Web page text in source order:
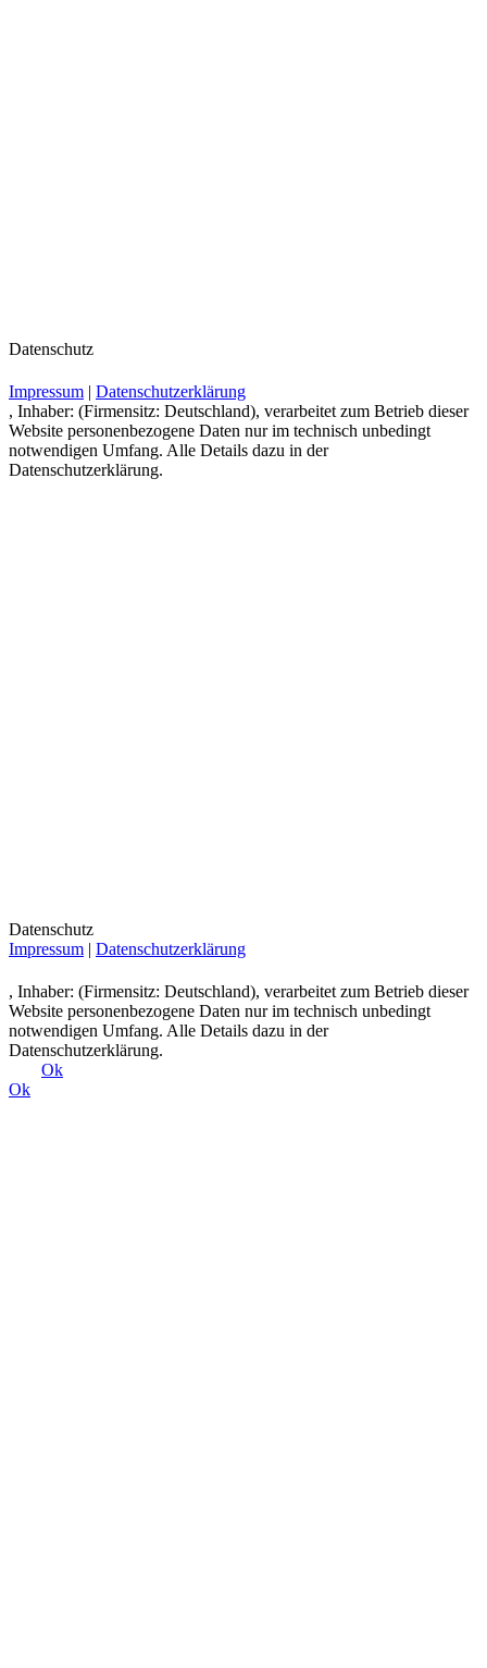
Datenschutz
Impressum | Datenschutzerklärung
, Inhaber: (Firmensitz: Deutschland), verarbeitet zum Betrieb dieser
Website personenbezogene Daten nur im technisch unbedingt
notwendigen Umfang. Alle Details dazu in der
Datenschutzerklärung.
Datenschutz
Impressum | Datenschutzerklärung
, Inhaber: (Firmensitz: Deutschland), verarbeitet zum Betrieb dieser
Website personenbezogene Daten nur im technisch unbedingt
notwendigen Umfang. Alle Details dazu in der
Datenschutzerklärung.
Ok
Ok